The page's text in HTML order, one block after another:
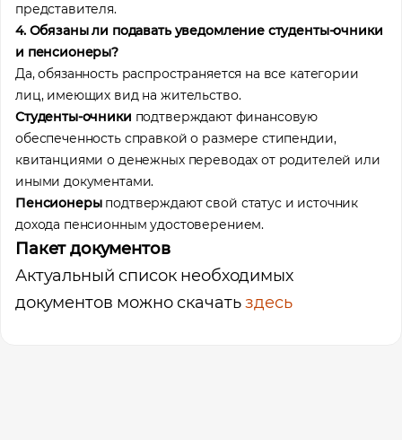
представителя.
4. Обязаны ли подавать уведомление студенты-очники
и пенсионеры?
Да, обязанность распространяется на все категории
лиц, имеющих вид на жительство.
Студенты-очники подтверждают финансовую
обеспеченность справкой о размере стипендии,
квитанциями о денежных переводах от родителей или
иными документами.
Пенсионерыподтверждают свой статус и источник
дохода пенсионным удостоверением.
Пакет документов
Актуальный список необходимых
документов можно скачатьздесь